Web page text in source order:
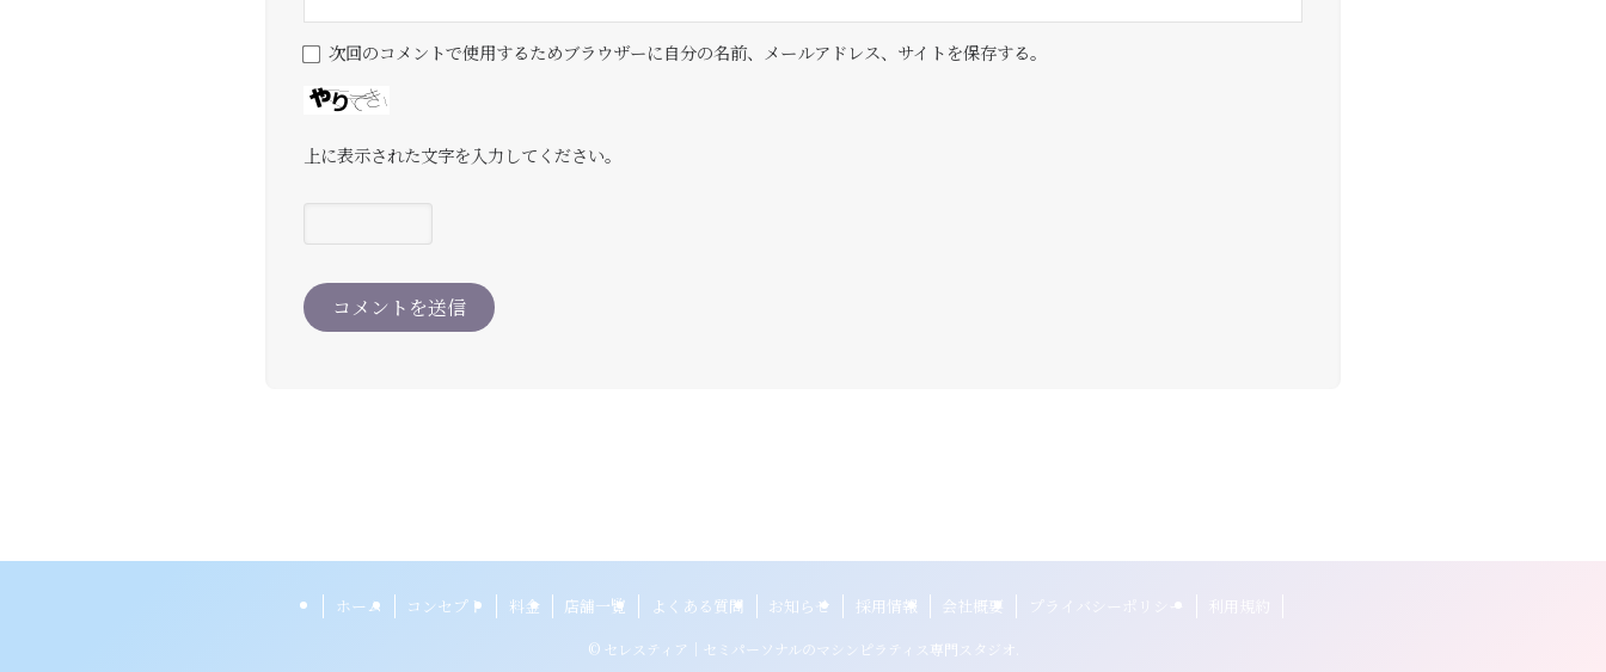
次回のコメントで使用するためブラウザーに自分の名前、メールアドレス、サイトを保存する。
上に表示された文字を入力してください。
ホーム コンセプト 料金 店舗一覧 よくある質問 お知らせ 採用情報 会社概要 プライバシーポリシー
©セレスティア｜セミパーソナルのマシンピラティス専門スタジオ.